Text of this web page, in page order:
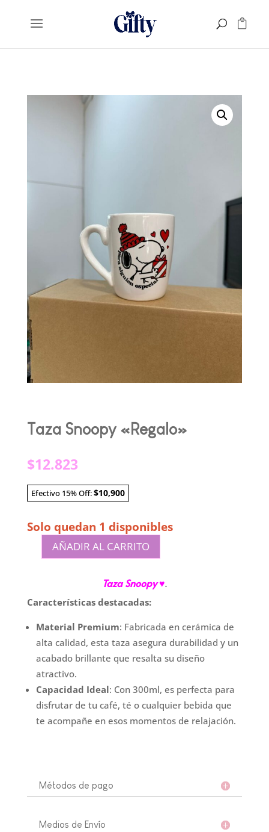
Taza Snoopy «Regalo»
$12.823
Efectivo 15% Off:$10,900
Solo quedan 1 disponibles
cantidad
AÑADIR AL CARRITO
Taza Snoopy♥.
Características destacadas:
Material Premium: Fabricada en cerámica de
alta calidad, esta taza asegura durabilidad y un
acabado brillante que resalta su diseño
atractivo.
Capacidad Ideal: Con 300ml, es perfecta para
disfrutar de tu café, té o cualquier bebida que
te acompañe en esos momentos de relajación.
Métodos de pago
Medios de Envío